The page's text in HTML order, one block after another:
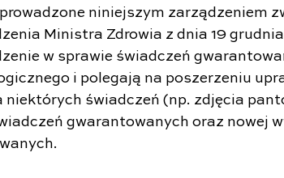
niniejszym zarządzeniem
Ministra Zdrowia z dnia 19
w sprawie świadczeń
i polegają na poszerzeniu
niektórych świadczeń (np. zdjęcia
gwarantowanych oraz nowej